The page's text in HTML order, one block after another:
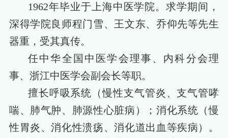
1962年毕业于上海中医学院。求学期间，
深得学院良师程门雪、王文东、乔仰先等先生
器重，受其真传。
任中华全国中医学会理事、内科分会理
事、浙江中医学会副会长等职。
擅长呼吸系统（慢性支气管炎、支气管哮
喘、肺气肿、肺源性心脏病）；消化系统（慢
性胃炎、消化性溃疡、消化道出血等疾病）。